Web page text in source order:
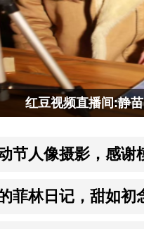
红豆视频直播间：雨
节人像摄影，感谢
菲林日记，甜如初